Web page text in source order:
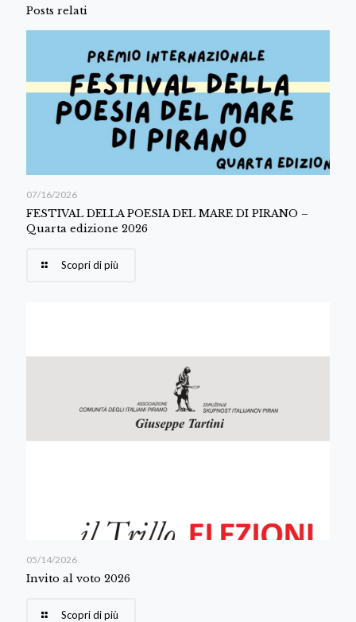
Posts relati
07/16/2026
FESTIVAL DELLA POESIA DEL MARE DI PIRANO –
Quarta edizione 2026
Scopri di più
05/14/2026
Invito al voto 2026
Scopri di più